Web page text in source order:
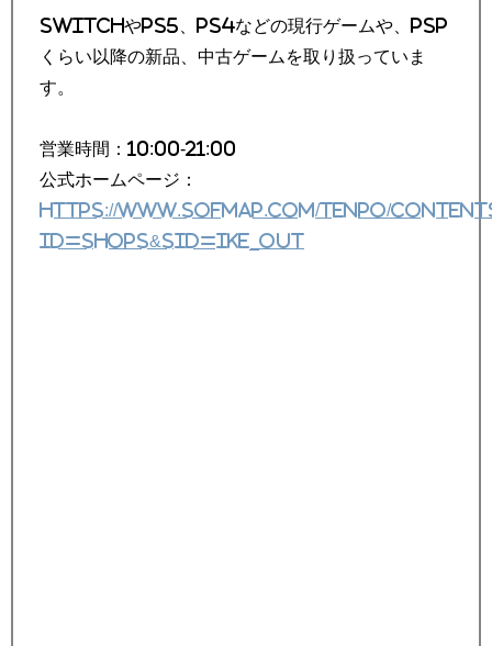
SwitchやPS5、PS4などの現行ゲームや、PSP
くらい以降の新品、中古ゲームを取り扱っていま
す。
営業時間：10:00-21:00
公式ホームページ：
https://www.sofmap.com/tenpo/
id=shops&sid=ike_out